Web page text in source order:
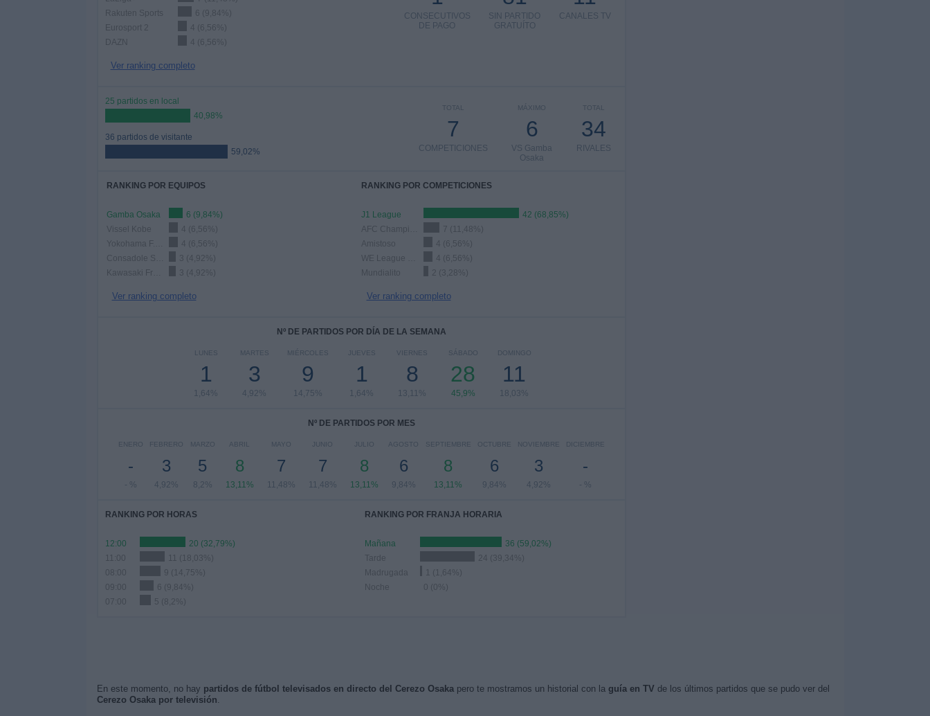
Rakuten Sports
6 (9,84%)
Eurosport 2
4 (6,56%)
DAZN
4 (6,56%)
Ver ranking completo
CANALES TV
SIN PARTIDO
GRATUÍTO
CONSECUTIVOS
DE PAGO
25 partidos en local
40,98%
36 partidos de visitante
59,02%
TOTAL
34
RIVALES
MÁXIMO
6
VS Gamba
Osaka
TOTAL
7
COMPETICIONES
RANKING POR EQUIPOS
Gamba Osaka
6 (9,84%)
Vissel Kobe
4 (6,56%)
4 (6,56%)
3 (4,92%)
3 (4,92%)
Ver ranking completo
RANKING POR COMPETICIONES
J1 League
42 (68,85%)
7 (11,48%)
Amistoso
4 (6,56%)
4 (6,56%)
Mundialito
2 (3,28%)
Ver ranking completo
Nº DE PARTIDOS POR DÍA DE LA SEMANA
LUNES
1
1,64%
MARTES
3
4,92%
MIÉRCOLES
9
14,75%
JUEVES
1
1,64%
VIERNES
8
13,11%
SÁBADO
28
45,9%
DOMINGO
11
18,03%
Nº DE PARTIDOS POR MES
ENERO
-
- %
FEBRERO
3
4,92%
MARZO
5
8,2%
ABRIL
8
13,11%
MAYO
7
11,48%
JUNIO
7
11,48%
JULIO
8
13,11%
AGOSTO
6
9,84%
SEPTIEMBRE
8
13,11%
OCTUBRE
6
9,84%
NOVIEMBRE
3
4,92%
DICIEMBRE
-
- %
RANKING POR HORAS
12:00
20 (32,79%)
11 (18,03%)
08:00
9 (14,75%)
09:00
6 (9,84%)
07:00
5 (8,2%)
RANKING POR FRANJA HORARIA
Mañana
36 (59,02%)
Tarde
24 (39,34%)
Madrugada
1 (1,64%)
Noche
0 (0%)
En este momento, no hay partidos de fútbol televisados en directo del Cerezo Osakapero te mostramos un historial con la guía en TV de los últimos partidos que se pudo ver del
Cerezo Osaka por televisión.